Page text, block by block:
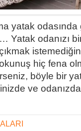
yatak
Yatak odanızı
hiç fena
böyle bir
ve